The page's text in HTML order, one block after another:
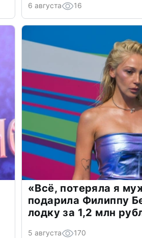
6 августа 16
«Всё, потеряла я
подарила Филиппу
лодку за 1,2 млн
5 августа 170